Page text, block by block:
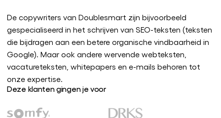
De copywriters van Doublesmart zijn bijvoorbeeld
gespecialiseerd in het schrijven van SEO-teksten (teksten
die bijdragen aan een betere organische vindbaarheid in
Google). Maar ook andere wervende webteksten,
vacatureteksten, whitepapers en e-mails behoren tot
onze expertise.
Deze klanten gingen je voor